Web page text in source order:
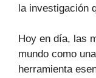
la investigación
Hoy en día, las
mundo como una
herramienta